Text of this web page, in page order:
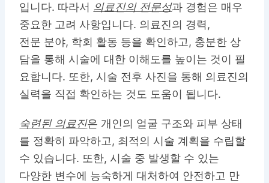
입니다. 따라서 의료진의 전문성과 경험은 매우
중요한 고려 사항입니다. 의료진의 경력,
전문 분야, 학회 활동 등을 확인하고, 충분한 상
담을 통해 시술에 대한 이해도를 높이는 것이 필
요합니다. 또한, 시술 전후 사진을 통해 의료진의
실력을 직접 확인하는 것도 도움이 됩니다.
숙련된 의료진은 개인의 얼굴 구조와 피부 상태
를 정확히 파악하고, 최적의 시술 계획을 수립할
수 있습니다. 또한, 시술 중 발생할 수 있는
다양한 변수에 능숙하게 대처하여 안전하고 만